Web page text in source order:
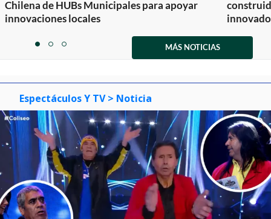
Chilena de HUBs Municipales para apoyar
innovaciones locales
itemitemitem
MÁS NOTICIAS
Espectáculos Y TV > Noticia